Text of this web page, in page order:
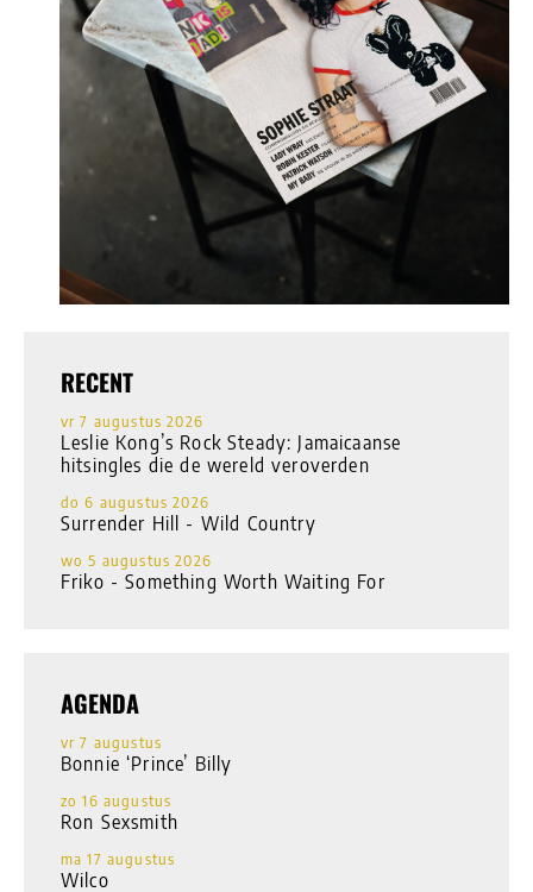
RECENT
vr 7 augustus 2026
Leslie Kong’s Rock Steady: Jamaicaanse
hitsingles die de wereld veroverden
do 6 augustus 2026
Surrender Hill - Wild Country
wo 5 augustus 2026
Friko - Something Worth Waiting For
AGENDA
vr 7 augustus
Bonnie ‘Prince’ Billy
zo 16 augustus
Ron Sexsmith
ma 17 augustus
Wilco